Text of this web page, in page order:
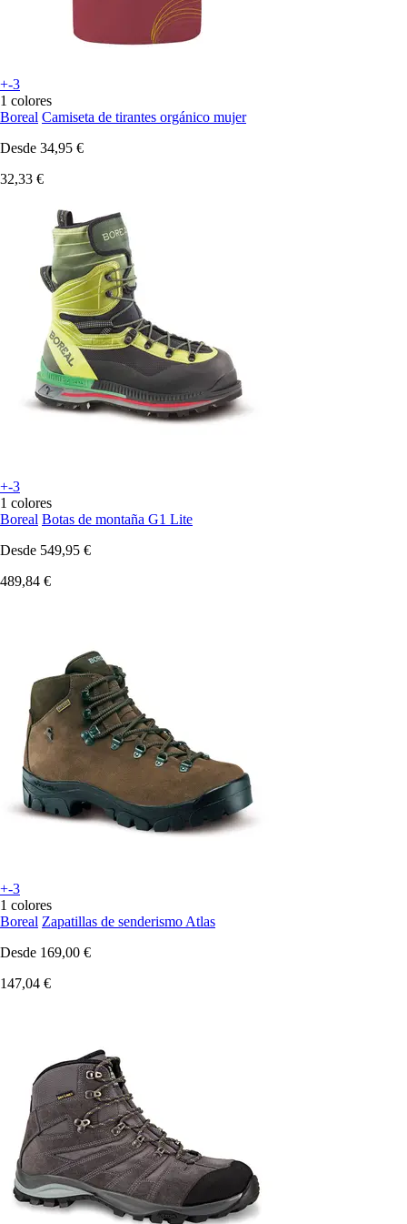
+-3
1 colores
Boreal Camiseta de tirantes orgánico mujer
Desde 34,95 €
32,33 €
+-3
1 colores
Boreal Botas de montaña G1 Lite
Desde 549,95 €
489,84 €
+-3
1 colores
Boreal Zapatillas de senderismo Atlas
Desde 169,00 €
147,04 €